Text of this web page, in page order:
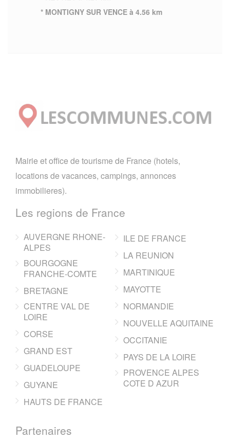
* MONTIGNY SUR VENCE à 4.56 km
Mairie et office de tourisme de France (hotels,
locations de vacances, campings, annonces
immobilieres).
Les regions de France
AUVERGNE RHONE-
ALPES
BOURGOGNE
FRANCHE-COMTE
BRETAGNE
CENTRE VAL DE
LOIRE
CORSE
GRAND EST
GUADELOUPE
GUYANE
HAUTS DE FRANCE
ILE DE FRANCE
LA REUNION
MARTINIQUE
MAYOTTE
NORMANDIE
NOUVELLE AQUITAINE
OCCITANIE
PAYS DE LA LOIRE
PROVENCE ALPES
COTE D AZUR
Partenaires